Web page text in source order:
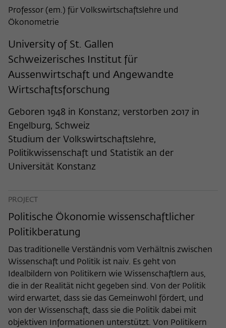
Professor (em.) für Volkswirtschaftslehre und
Ökonometrie
University of St. Gallen
Schweizerisches Institut für
Aussenwirtschaft und Angewandte
Wirtschaftsforschung
Geboren 1948 in Konstanz; verstorben 2017 in
Engelburg, Schweiz
Studium der Volkswirtschaftslehre,
Politikwissenschaft und Statistik an der
Universität Konstanz
PROJECT
Politische Ökonomie wissenschaftlicher
Politikberatung
Das traditionelle Verständnis vom Verhältnis zwischen
Wissenschaft und Politik ist naiv. Es geht von
Idealbildern von Politikern wie Wissenschaftlern aus,
die in der Realität nicht gegeben sind. Von der Politik
wird erwartet, dass sie das Gemeinwohl fördert, und
von der Wissenschaft, dass sie die Politik dabei mit
objektiven Informationen unterstützt. Von Politikern
Name
Provider Matomo
Lifetime 6 Monate
This cookie is used to store from which
website or search engine the visitor was
redirected to wiko-berlin.de through a
Name _pk_ses
Purpose
This short-lived cookie is used to
current stay on wiko-berlin.de.